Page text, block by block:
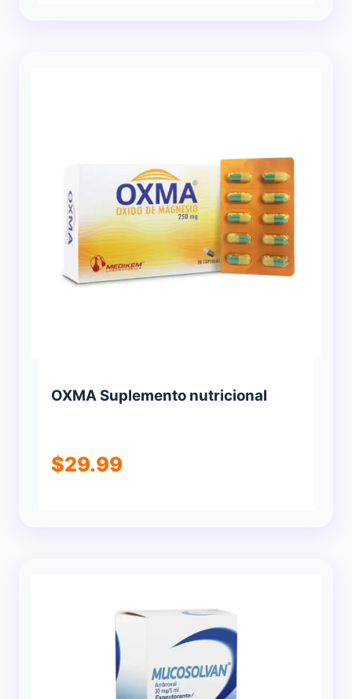
OXMA Suplemento nutricional
$29.99